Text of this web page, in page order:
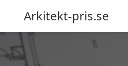
Arkitekt-pris.se